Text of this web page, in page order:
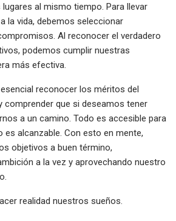
al mismo tiempo. Para llevar
la vida, debemos seleccionar
Al reconocer el verdadero
podemos cumplir nuestras
más efectiva.
reconocer los méritos del
que si deseamos tener
a un camino. Todo es accesible para
alcanzable. Con esto en mente,
objetivos a buen término,
a la vez y aprovechando nuestro
realidad nuestros sueños.